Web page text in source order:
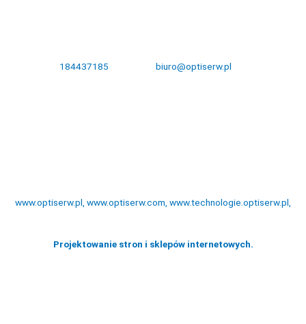
184437185 biuro@optiserw.pl
www.optiserw.pl, www.optiserw.com www.technologie.optiserw.pl,
Projektowanie stron i sklepów internetowych.